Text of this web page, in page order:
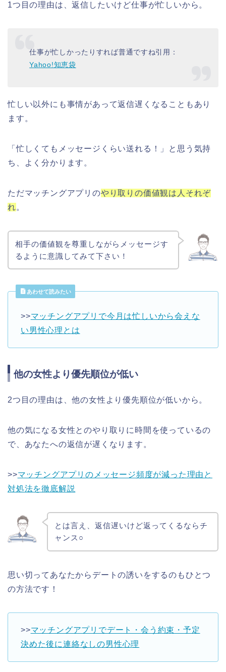
1つ目の理由は、返信したいけど仕事が忙しいから。
仕事が忙しかったりすれば普通ですね引用：
Yahoo!知恵袋
忙しい以外にも事情があって返信遅くなることもあり
ます。
「忙しくてもメッセージくらい送れる！」と思う気持
ち、よく分かります。
ただマッチングアプリのやり取りの価値観は人それぞ
れ。
相手の価値観を尊重しながらメッセージす
るように意識してみて下さい！
あわせて読みたい
>>マッチングアプリで今月は忙しいから会えな
い男性心理とは
他の女性より優先順位が低い
2つ目の理由は、他の女性より優先順位が低いから。
他の気になる女性とのやり取りに時間を使っているの
で、あなたへの返信が遅くなります。
>>マッチングアプリのメッセージ頻度が減った理由と
対処法を徹底解説
とは言え、返信遅いけど返ってくるならチ
ャンス○
思い切ってあなたからデートの誘いをするのもひとつ
の方法です！
>>マッチングアプリでデート・会う約束・予定
決めた後に連絡なしの男性心理